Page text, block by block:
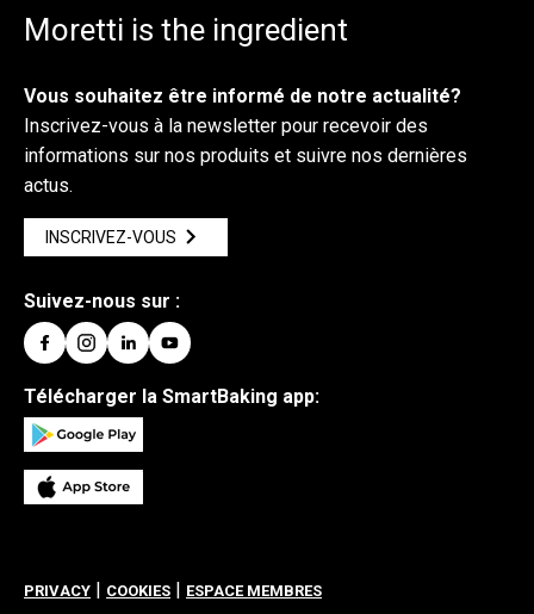
Moretti is the ingredient
Vous souhaitez être informé de notre actualité?
Inscrivez-vous à la newsletter pour recevoir des
informations sur nos produits et suivre nos dernières
actus.
INSCRIVEZ-VOUS
Suivez-nous sur :
Télécharger la SmartBaking app:
PRIVACY | COOKIES | ESPACE MEMBRES